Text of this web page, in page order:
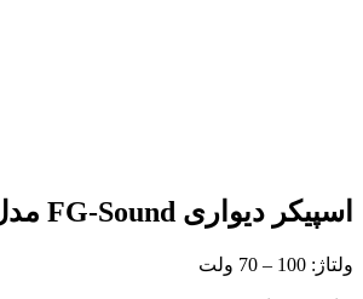
اسپیکر دیواری FG-Sound مدل FG-206
ولتاژ: 100 – 70 ولت